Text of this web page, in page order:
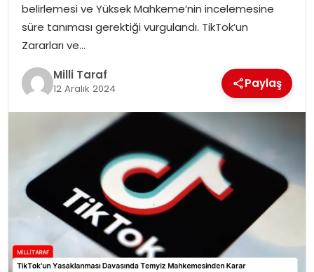
belirlemesi ve Yüksek Mahkeme’nin incelemesine
süre tanıması gerektiği vurgulandı. TikTok’un
Zararları ve…
Milli Taraf
12 Aralık 2024 Paylaş